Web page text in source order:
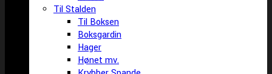
Til Stalden
Til Boksen
Boksgardin
Hager
Hønet mv.